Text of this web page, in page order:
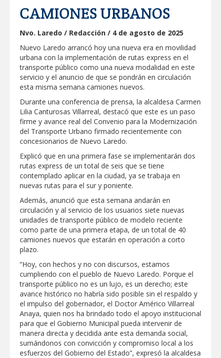
REFUERZA BIENESTAR ANIMAL
LABORES DE ATENCIÓN PARA REDUCIR
RIESGO DE ENFERMEDADES EN
MASCOTAS
Lleva gobierno de Reynosa programa
"Acción y Conciencia" a colonia
Integración Familiar
CARMEN LILIA CANTUROSAS LE
CUMPLE A FAMILIAS DEL PONIENTE:
ABREN INSCRIPCIONES PARA NUEVA
PRIMARIA EN EL PROGRESO
en Tampico
FORTALECE IMJUVE SALUD MENTAL DE
JÓVENES CON TERAPIAS PSICOLÓGICAS
GRATUITAS
Llama Carlos Peña Ortiz a realizar
investigación en tema de la refinería
Coordinan la SST y SET acciones para
fortalecer la formación médica y la
bioética en Tamaulipas
EXHORTA PROTECCIÓN CIVIL A
EXTREMAR PRECAUCIONES ANTE
ALTAS TEMPERATURAS DURANTE EL
PERIODO VACACIONAL
MERCADITA LA RED REUNIRÁ
HIDALGO
CAMIONES URBANOS
Nvo. Laredo / Redacción / 4 de agosto de 2025
Nuevo Laredo arrancó hoy una nueva era en movilidad
urbana con la implementación de rutas express en el
transporte público como una nueva modalidad en este
servicio y el anuncio de que se pondrán en circulación
esta misma semana camiones nuevos.
Durante una conferencia de prensa, la alcaldesa Carmen
Lilia Canturosas Villarreal, destacó que este es un paso
firme y avance real del Convenio para la Modernización
del Transporte Urbano firmado recientemente con
concesionarios de Nuevo Laredo.
Explicó que en una primera fase se implementarán dos
rutas express de un total de seis que se tiene
contemplado aplicar en la ciudad, ya se trabaja en
nuevas rutas para el sur y poniente.
Además, anunció que esta semana andarán en
circulación y al servicio de los usuarios siete nuevas
unidades de transporte público de modelo reciente
como parte de una primera etapa, de un total de 40
camiones nuevos que estarán en operación a corto
plazo.
“Hoy, con hechos y no con discursos, estamos
cumpliendo con el pueblo de Nuevo Laredo. Porque el
transporte público no es un lujo, es un derecho; este
avance histórico no habría sido posible sin el respaldo y
el impulso del gobernador, el Doctor Américo Villarreal
Anaya, quien nos ha brindado todo el apoyo institucional
para que el Gobierno Municipal pueda intervenir de
manera directa y decidida ante esta demanda social,
sumándonos con convicción y compromiso local a los
esfuerzos del Gobierno del Estado”, expresó la alcaldesa